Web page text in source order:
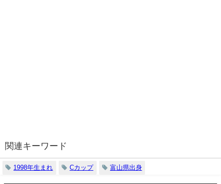
関連キーワード
1998年生まれ Cカップ 富山県出身